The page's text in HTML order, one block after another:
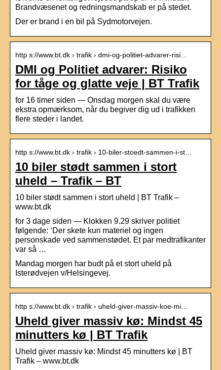
Brandvæsenet og redningsmandskab er på stedet.
Der er brand i en bil på Sydmotorvejen.
http s://www.bt.dk › trafik › dmi-og-politiet-advarer-risi…
DMI og Politiet advarer: Risiko
for tåge og glatte veje | BT Trafik
for 16 timer siden — Onsdag morgen skal du være
ekstra opmærksom, når du begiver dig ud i trafikken
flere steder i landet.
http s://www.bt.dk › trafik › 10-biler-stoedt-sammen-i-st…
10 biler stødt sammen i stort
uheld – Trafik – BT
10 biler stødt sammen i stort uheld | BT Trafik –
www.bt.dk
for 3 dage siden — Klokken 9.29 skriver politiet
følgende: ‘Der skete kun materiel og ingen
personskade ved sammenstødet. Et par medtrafikanter
var så …
Mandag morgen har budt på et stort uheld på
Isterødvejen v/Helsingevej.
http s://www.bt.dk › trafik › uheld-giver-massiv-koe-mi…
Uheld giver massiv kø: Mindst 45
minutters kø | BT Trafik
Uheld giver massiv kø: Mindst 45 minutters kø | BT
Trafik – www.bt.dk